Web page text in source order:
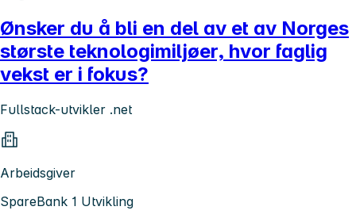
Ønsker du å bli en del av et av Norges
største teknologimiljøer, hvor faglig
vekst er i fokus?
Fullstack-utvikler .net
Arbeidsgiver
SpareBank 1 Utvikling